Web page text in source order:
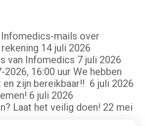
mails over
14 juli 2026
van Infomedics 7 juli 2026
2026, 16:00 uur We hebben
zijn bereikbaar!! 6 juli 2026
6 juli 2026
Laat het veilig doen! 22 mei